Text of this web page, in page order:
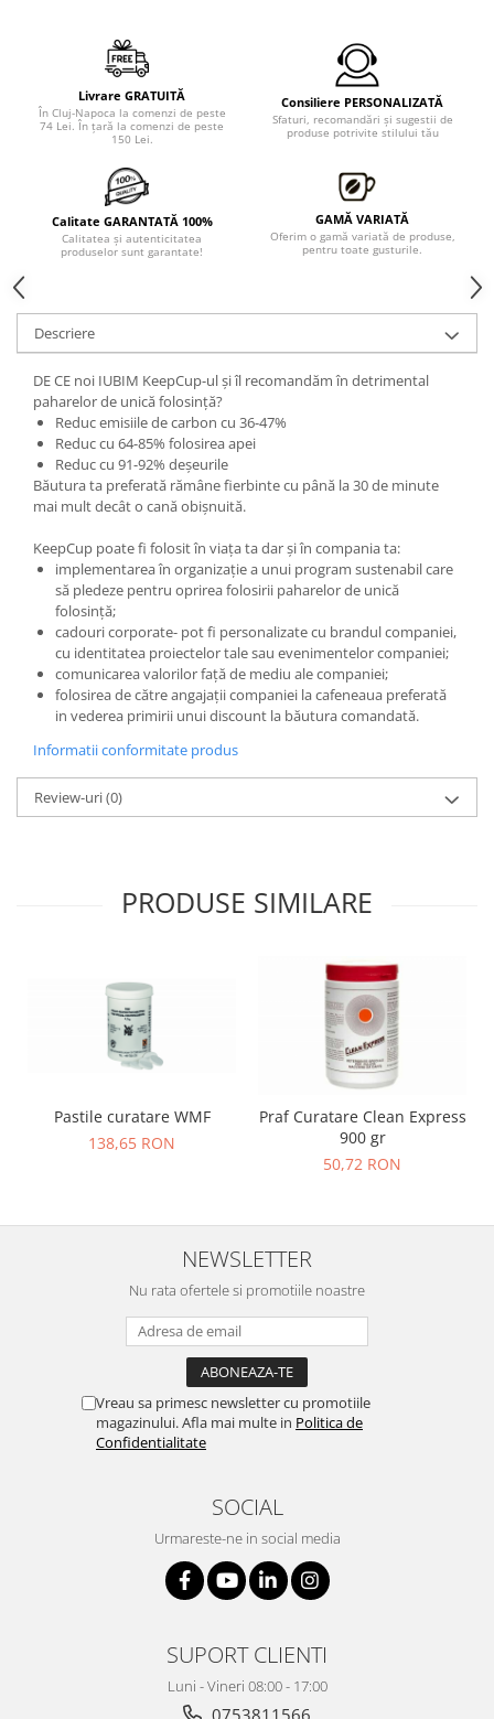
Livrare GRATUITĂ
În Cluj-Napoca la comenzi de peste
74 Lei. În ţară la comenzi de peste
150 Lei.
Consiliere PERSONALIZATĂ
Sfaturi, recomandări şi sugestii de
produse potrivite stilului tău
Calitate GARANTATĂ 100%
Calitatea şi autenticitatea
produselor sunt garantate!
GAMĂ VARIATĂ
Oferim o gamă variată de produse,
pentru toate gusturile.
Descriere
DE CE noi IUBIM KeepCup-ul şi îl recomandăm în detrimental
paharelor de unică folosinţă?
Reduc emisiile de carbon cu 36-47%
Reduc cu 64-85% folosirea apei
Reduc cu 91-92% deşeurile
Băutura ta preferată rămâne fierbinte cu până la 30 de minute
mai mult decât o cană obişnuită.
KeepCup poate fi folosit în viața ta dar și în compania ta:
implementarea în organizație a unui program sustenabil care
să pledeze pentru oprirea folosirii paharelor de unică
folosință;
cadouri corporate- pot fi personalizate cu brandul companiei,
cu identitatea proiectelor tale sau evenimentelor companiei;
comunicarea valorilor față de mediu ale companiei;
folosirea de către angajații companiei la cafeneaua preferată
in vederea primirii unui discount la băutura comandată.
Informatii conformitate produs
Review-uri(0)
PRODUSE SIMILARE
Pastile curatare WMF
138,65 RON
Praf Curatare Clean Express
900 gr
50,72 RON
NEWSLETTER
Nu rata ofertele si promotiile noastre
Vreau sa primesc newsletter cu promotiile
magazinului. Afla mai multe in Politica de
Confidentialitate
SOCIAL
Urmareste-ne in social media
SUPORT CLIENTI
Luni - Vineri 08:00 - 17:00
0753811566